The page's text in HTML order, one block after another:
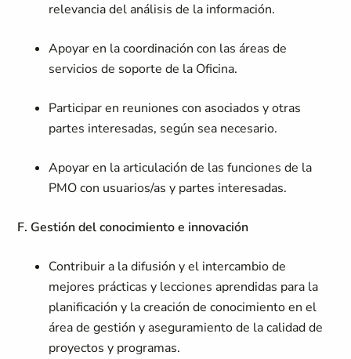
relevancia del análisis de la información.
Apoyar en la coordinación con las áreas de
servicios de soporte de la Oficina.
Participar en reuniones con asociados y otras
partes interesadas, según sea necesario.
Apoyar en la articulación de las funciones de la
PMO con usuarios/as y partes interesadas.
F. Gestión del conocimiento e innovación
Contribuir a la difusión y el intercambio de
mejores prácticas y lecciones aprendidas para la
planificación y la creación de conocimiento en el
área de gestión y aseguramiento de la calidad de
proyectos y programas.